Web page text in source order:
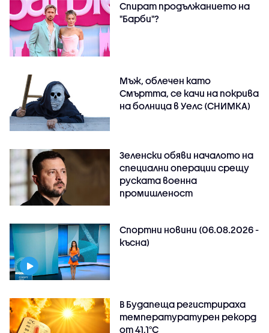
Спират продължанието на
"Барби"?
Мъж, облечен като
Смъртта, се качи на покрива
на болница в Уелс (СНИМКА)
Зеленски обяви началото на
специални операции срещу
руската военна
промишленост
Спортни новини (06.08.2026 -
късна)
В Будапеща регистрираха
температуратурен рекорд
от 41,1°C